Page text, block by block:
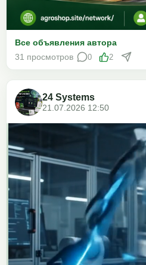
Все объявления автора
31 просмотров
0 2
24 Systems
21.07.2026 12:50